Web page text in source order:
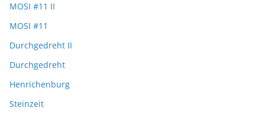
MOSI #11 II
MOSI #11
Durchgedreht II
Durchgedreht
Henrichenburg
Steinzeit